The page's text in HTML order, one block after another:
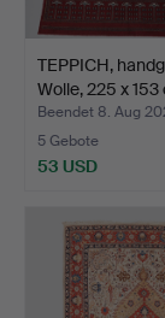
TEPPICH,
Wolle, 225 x
Beendet 8. Aug
5 Gebote
53 USD